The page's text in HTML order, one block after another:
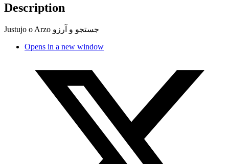
Description
Justujo o Arzo جستجو و آرزو
Opens in a new window